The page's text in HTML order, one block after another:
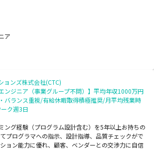
ア
ョンズ株式会社(CTC)
ンジニア（事業グループ不問）】平均年収1000万円
バランス重視/有給休暇取得積極推奨/月平均残業時
ク週3日
ング経験（プログラム設計含む）を5年以上お持ちの
プログラマへの指示、設計指導、品質チェックがで
ョン能力に優れ、顧客、ベンダーとの交渉力に自信